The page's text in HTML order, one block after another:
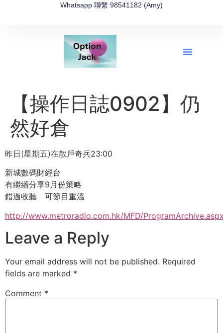
Whatsapp 聯繫 98541182 (Amy)
【操作日誌0902】仍
然好倉
昨日(星期五)在散戶奇兵23:00
新城數碼財經台
有繼續分享9月份策略
錯過收聽 可節目重溫
http://www.metroradio.com.hk/MFD/
Leave a Reply
Your email address will not be published. Required
fields are marked *
Comment *